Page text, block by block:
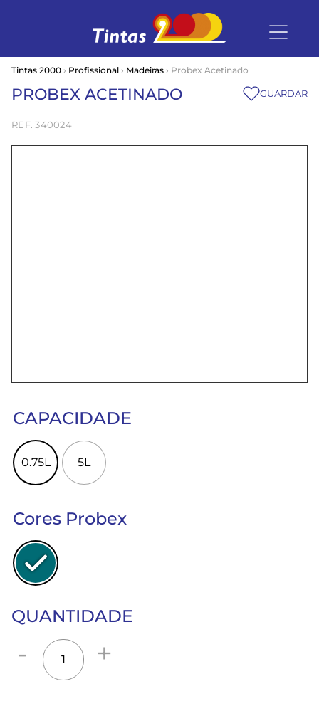
Tintas 2000 › Profissional › Madeiras › Probex Acetinado
PROBEX ACETINADO
340024
GUARDAR
CAPACIDADE
0.75L 5L
Cores Probex
QUANTIDADE